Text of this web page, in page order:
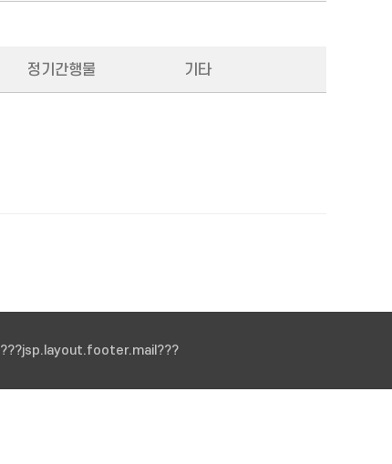
정기간행물 기타
???jsp.layout.footer.mail???